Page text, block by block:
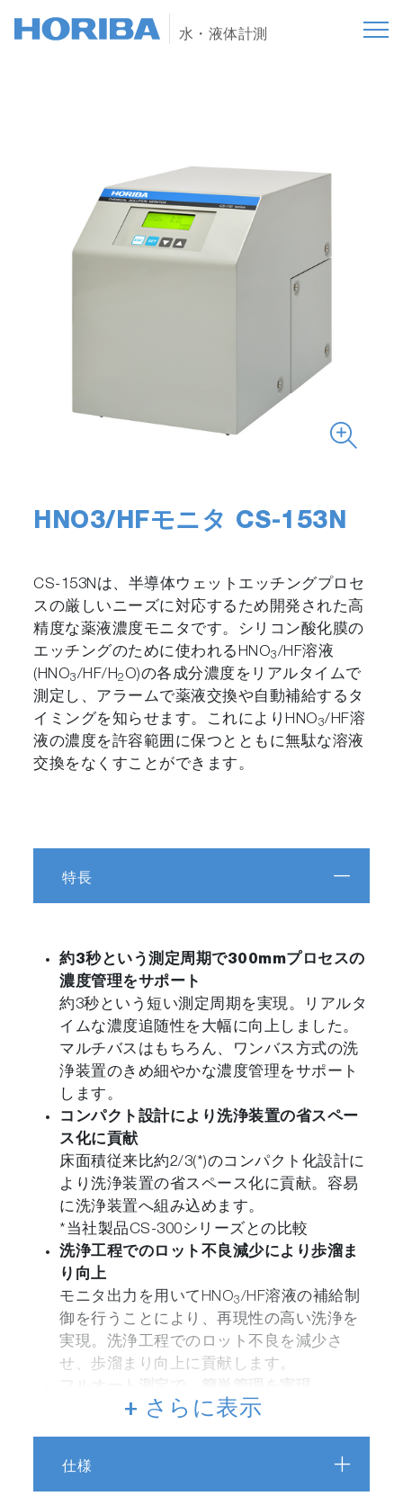
水・液体計測
HNO3/HFモニタ CS-153N
CS-153Nは、半導体ウェットエッチングプロセ
スの厳しいニーズに対応するため開発された高
精度な薬液濃度モニタです。シリコン酸化膜の
エッチングのために使われるHNO3/HF溶液
(HNO3/HF/H2 O)の各成分濃度をリアルタイムで
測定し、アラームで薬液交換や自動補給するタ
イミングを知らせます。これによりHNO3/HF溶
液の濃度を許容範囲に保つとともに無駄な溶液
交換をなくすことができます。
特長
約3秒という測定周期で300mmプロセスの
濃度管理をサポート
約3秒という短い測定周期を実現。リアルタ
イムな濃度追随性を大幅に向上しました。
マルチバスはもちろん、ワンバス方式の洗
浄装置のきめ細やかな濃度管理をサポート
します。
コンパクト設計により洗浄装置の省スペー
ス化に貢献
床面積従来比約2/3(*)のコンパクト化設計に
より洗浄装置の省スペース化に貢献。容易
に洗浄装置へ組み込めます。
*当社製品CS-300シリーズとの比較
洗浄工程でのロット不良減少により歩溜ま
り向上
モニタ出力を用いてHNO3/HF溶液の補給制
御を行うことにより、再現性の高い洗浄を
実現。洗浄工程でのロット不良を減少さ
せ、歩溜まり向上に貢献します。
ユー ザはHNO3
/HF溶液を導入するだけ。測
は一切不要です。また、参照スペクトル測
定は空気を使用するためユーティリティと
+ さらに表示
仕様